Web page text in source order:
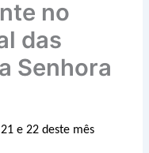
no
das
Senhora
e 22 deste mês